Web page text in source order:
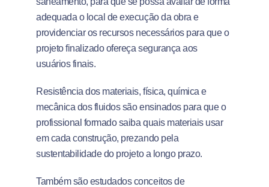
adequada o local de execução da obra e
providenciar os recursos necessários para que o
projeto finalizado ofereça segurança aos
usuários finais.
Resistência dos materiais, física, química e
mecânica dos fluidos são ensinados para que o
profissional formado saiba quais materiais usar
em cada construção, prezando pela
sustentabilidade do projeto a longo prazo.
Também são estudados conceitos de